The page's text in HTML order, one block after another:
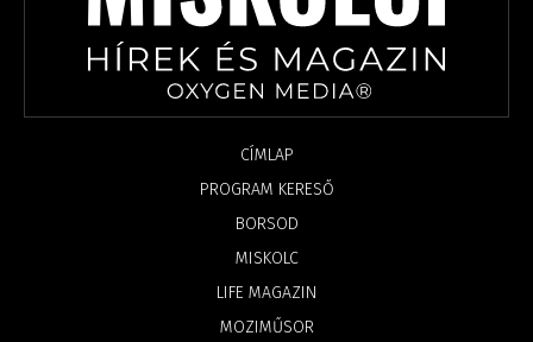
CÍMLAP
PROGRAM KERESŐ
BORSOD
MISKOLC
LIFE MAGAZIN
MOZIMŰSOR